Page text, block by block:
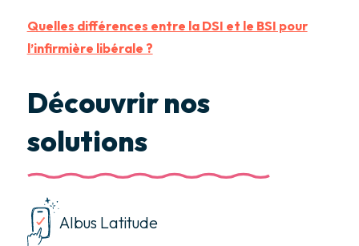
Quelles différences entre la DSI et le BSI pour
l’infirmière libérale ?
Découvrir nos
solutions
Albus Latitude